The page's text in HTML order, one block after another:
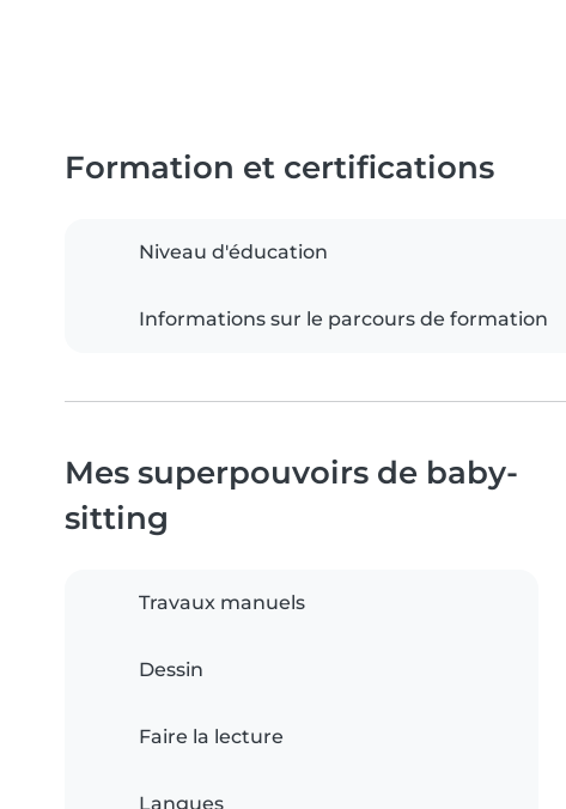
Formation et certifications
Niveau d'éducation
Informations sur le parcours de formation
Mes superpouvoirs de baby-
sitting
Travaux manuels
Dessin
Faire la lecture
Langues